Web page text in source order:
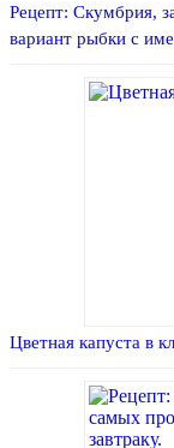
Рецепт: Скумбрия,
вариант рыбки с
Цветная капуста в